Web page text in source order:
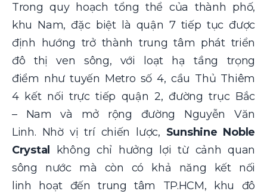
Trong quy hoạch tổng thể của thành phố,
khu Nam, đặc biệt là quận 7 tiếp tục được
định hướng trở thành trung tâm phát triển
đô thị ven sông, với loạt hạ tầng trọng
điểm như tuyến Metro số 4, cầu Thủ Thiêm
4 kết nối trực tiếp quận 2, đường trục Bắc
– Nam và mở rộng đường Nguyễn Văn
Linh. Nhờ vị trí chiến lược, Sunshine Noble
Crystal không chỉ hưởng lợi từ cảnh quan
sông nước mà còn có khả năng kết nối
linh hoạt đến trung tâm TP.HCM, khu đô